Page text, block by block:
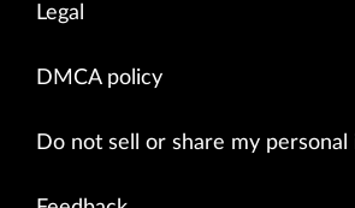
Legal
DMCA policy
Do not sell or share my